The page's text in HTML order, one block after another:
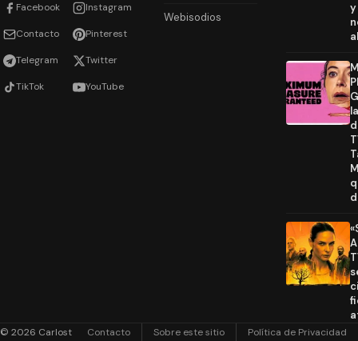
Facebook Instagram
Contacto Pinterest
Telegram Twitter
TikTok YouTube
Webisodios
y
© 2026 Carlost Contacto Sobre este sitio Política de Privacidad